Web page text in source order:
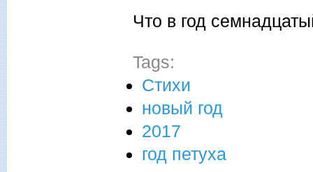
Что в год
Tags:
Стихи
новый год
2017
год петуха